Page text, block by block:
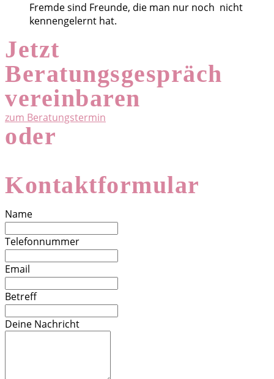
Fremde sind Freunde, die man nur noch nicht
kennengelernt hat.
Jetzt
Beratungsgespräch
vereinbaren
zum Beratungstermin
oder
Kontaktformular
Lass
dieses
Feld
leer
Name
Telefonnummer
Email
Betreff
Deine Nachricht